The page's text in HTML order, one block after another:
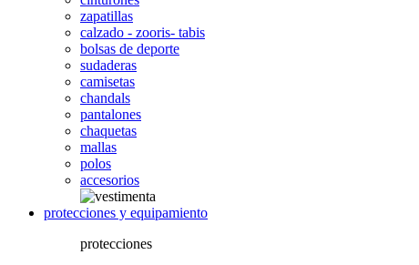
zapatillas
calzado - zooris- tabis
bolsas de deporte
sudaderas
camisetas
chandals
pantalones
chaquetas
mallas
polos
accesorios
protecciones y equipamiento
protecciones